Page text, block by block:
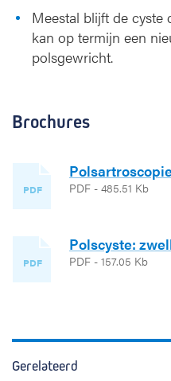
Meestal blijft de cyste
kan op termijn een
polsgewricht.
Brochures
PDF PDF - 485.51 Kb
PDF
Polscyste:
PDF - 157.05 Kb
Gerelateerd